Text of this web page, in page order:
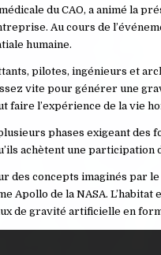
du CAO, a animé la
Au cours de
humaine.
pilotes, ingénieurs et
vite pour générer une
faire l’expérience de la vie
phases exigeant
achètent une participation
des concepts imaginés par
Apollo de la NASA.
de gravité artificielle en